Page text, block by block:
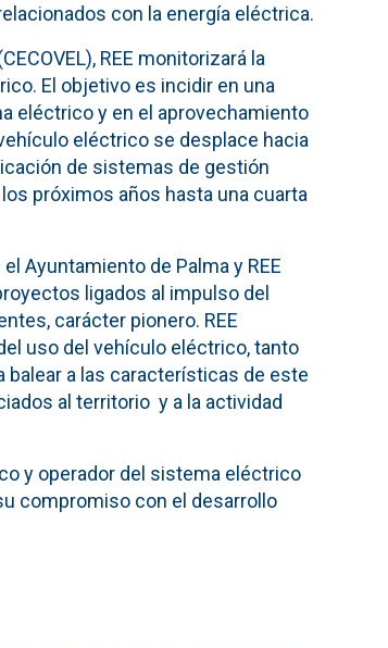
con la energía eléctrica.
REE monitorizará la
El objetivo es incidir en una
eléctrico y en el aprovechamiento
eléctrico se desplace hacia
de sistemas de gestión
próximos años hasta una cuarta
Ayuntamiento de Palma y REE
ligados al impulso del
carácter pionero. REE
uso del vehículo eléctrico, tanto
balear a las características de este
al territorio y a la actividad
y operador del sistema eléctrico
compromiso con el desarrollo